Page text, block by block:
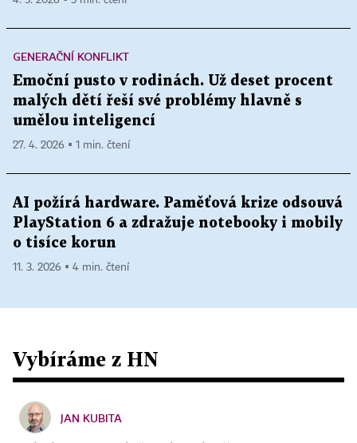
GENERAČNÍ KONFLIKT
Emoční pusto v rodinách. Už deset procent
malých dětí řeší své problémy hlavně s
umělou inteligencí
27. 4. 2026 ▪ 1 min. čtení
AI požírá hardware. Paměťová krize odsouvá
PlayStation 6 a zdražuje notebooky i mobily
o tisíce korun
11. 3. 2026 ▪ 4 min. čtení
Vybíráme z HN
JAN KUBITA